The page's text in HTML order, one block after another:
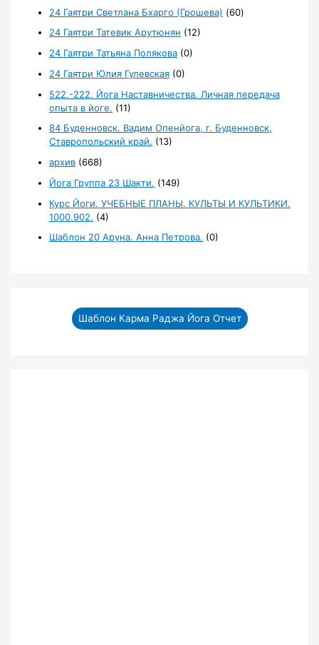
24 Гаятри Светлана Бхарго (Грошева) (60)
24 Гаятри Татевик Арутюнян (12)
24 Гаятри Татьяна Полякова (0)
24 Гаятри Юлия Гулевская (0)
522.-222. Йога Наставничества. Личная передача
опыта в йоге. (11)
84 Буденновск. Вадим Опенйога, г. Буденновск,
Ставропольский край. (13)
архив (668)
Йога Группа 23 Шакти. (149)
Курс Йоги. УЧЕБНЫЕ ПЛАНЫ. КУЛЬТЫ И КУЛЬТИКИ.
1000.902. (4)
Шаблон 20 Аруна. Анна Петрова. (0)
Шаблон Карма Раджа Йога Отчет